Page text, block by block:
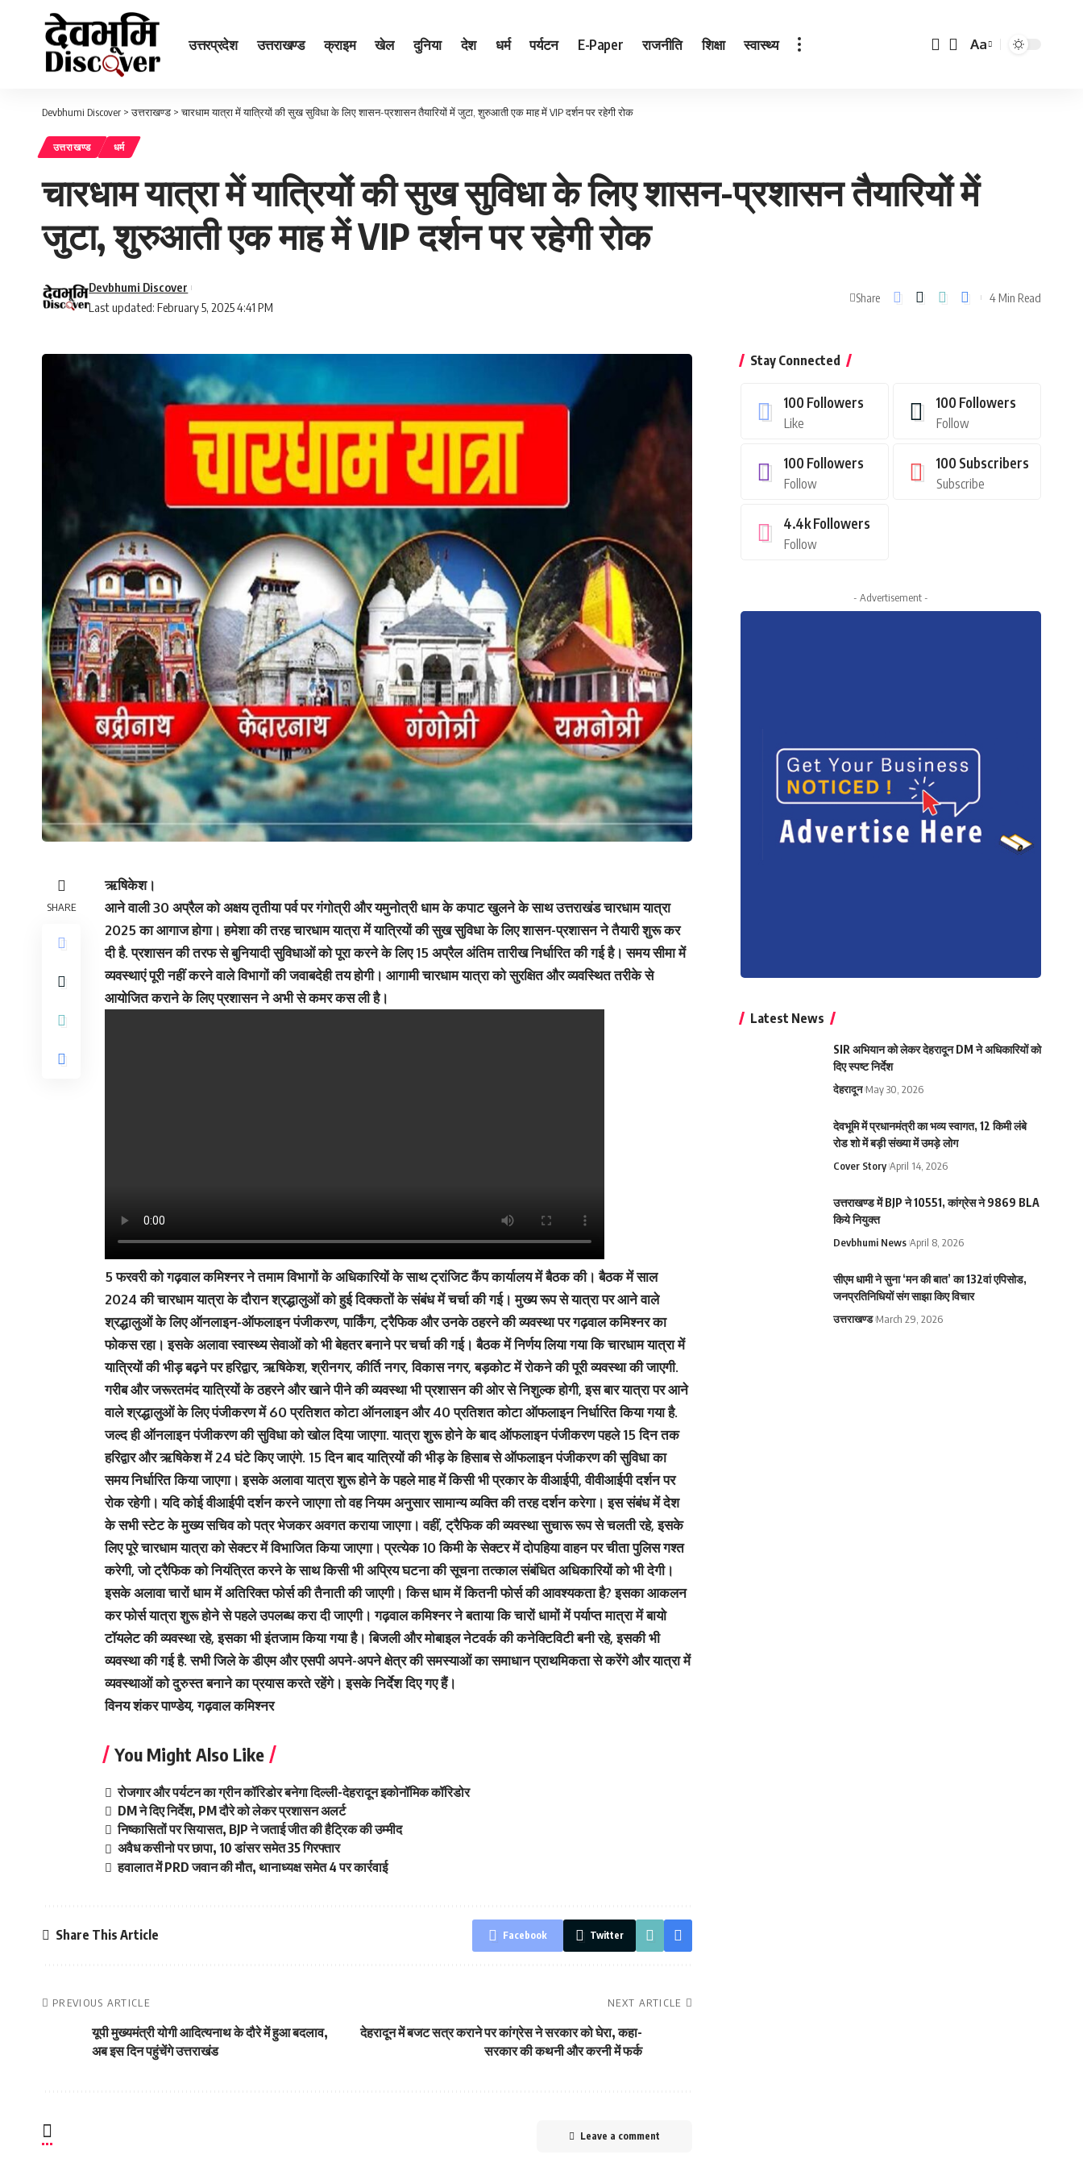
उत्तरप्रदेश उत्तराखण्ड क्राइम खेल दुनिया देश धर्म पर्यटन E-Paper राजनीति शिक्षा स्वास्थ्य
Font
Aa
Devbhumi Discover >उत्तराखण्ड >चारधाम यात्रा में यात्रियों की सुख सुविधा के लिए शासन-प्रशासन तैयारियों में जुटा, शुरुआती एक माह में VIP दर्शन पर रहेगी रोक
उत्तराखण्ड धर्म
चारधाम यात्रा में यात्रियों की सुख सुविधा के लिए शासन-प्रशासन तैयारियों में
जुटा, शुरुआती एक माह में VIP दर्शन पर रहेगी रोक
Last updated: February 5, 2025 4:41 PM
Devbhumi Discover
Share 4 Min Read
SHARE
ऋषिकेश।
आने वाली 30 अप्रैल को अक्षय तृतीया पर्व पर गंगोत्री और यमुनोत्री धाम के कपाट खुलने के साथ उत्तराखंड चारधाम यात्रा
2025 का आगाज होगा। हमेशा की तरह चारधाम यात्रा में यात्रियों की सुख सुविधा के लिए शासन-प्रशासन ने तैयारी शुरू कर
दी है. प्रशासन की तरफ से बुनियादी सुविधाओं को पूरा करने के लिए 15 अप्रैल अंतिम तारीख निर्धारित की गई है। समय सीमा में
व्यवस्थाएं पूरी नहीं करने वाले विभागों की जवाबदेही तय होगी। आगामी चारधाम यात्रा को सुरक्षित और व्यवस्थित तरीके से
आयोजित कराने के लिए प्रशासन ने अभी से कमर कस ली है।
5 फरवरी को गढ़वाल कमिश्नर ने तमाम विभागों के अधिकारियों के साथ ट्रांजिट कैंप कार्यालय में बैठक की। बैठक में साल
2024 की चारधाम यात्रा के दौरान श्रद्धालुओं को हुई दिक्कतों के संबंध में चर्चा की गई। मुख्य रूप से यात्रा पर आने वाले
श्रद्धालुओं के लिए ऑनलाइन-ऑफलाइन पंजीकरण, पार्किंग, ट्रैफिक और उनके ठहरने की व्यवस्था पर गढ़वाल कमिश्नर का
फोकस रहा। इसके अलावा स्वास्थ्य सेवाओं को भी बेहतर बनाने पर चर्चा की गई। बैठक में निर्णय लिया गया कि चारधाम यात्रा में
यात्रियों की भीड़ बढ़ने पर हरिद्वार, ऋषिकेश, श्रीनगर, कीर्ति नगर, विकास नगर, बड़कोट में रोकने की पूरी व्यवस्था की जाएगी.
गरीब और जरूरतमंद यात्रियों के ठहरने और खाने पीने की व्यवस्था भी प्रशासन की ओर से निशुल्क होगी, इस बार यात्रा पर आने
वाले श्रद्धालुओं के लिए पंजीकरण में 60 प्रतिशत कोटा ऑनलाइन और 40 प्रतिशत कोटा ऑफलाइन निर्धारित किया गया है.
जल्द ही ऑनलाइन पंजीकरण की सुविधा को खोल दिया जाएगा. यात्रा शुरू होने के बाद ऑफलाइन पंजीकरण पहले 15 दिन तक
हरिद्वार और ऋषिकेश में 24 घंटे किए जाएंगे. 15 दिन बाद यात्रियों की भीड़ के हिसाब से ऑफलाइन पंजीकरण की सुविधा का
समय निर्धारित किया जाएगा। इसके अलावा यात्रा शुरू होने के पहले माह में किसी भी प्रकार के वीआईपी, वीवीआईपी दर्शन पर
रोक रहेगी। यदि कोई वीआईपी दर्शन करने जाएगा तो वह नियम अनुसार सामान्य व्यक्ति की तरह दर्शन करेगा। इस संबंध में देश
के सभी स्टेट के मुख्य सचिव को पत्र भेजकर अवगत कराया जाएगा। वहीं, ट्रैफिक की व्यवस्था सुचारू रूप से चलती रहे, इसके
लिए पूरे चारधाम यात्रा को सेक्टर में विभाजित किया जाएगा। प्रत्येक 10 किमी के सेक्टर में दोपहिया वाहन पर चीता पुलिस गश्त
करेगी, जो ट्रैफिक को नियंत्रित करने के साथ किसी भी अप्रिय घटना की सूचना तत्काल संबंधित अधिकारियों को भी देगी।
इसके अलावा चारों धाम में अतिरिक्त फोर्स की तैनाती की जाएगी। किस धाम में कितनी फोर्स की आवश्यकता है? इसका आकलन
कर फोर्स यात्रा शुरू होने से पहले उपलब्ध करा दी जाएगी। गढ़वाल कमिश्नर ने बताया कि चारों धामों में पर्याप्त मात्रा में बायो
टॉयलेट की व्यवस्था रहे, इसका भी इंतजाम किया गया है। बिजली और मोबाइल नेटवर्क की कनेक्टिविटी बनी रहे, इसकी भी
व्यवस्था की गई है. सभी जिले के डीएम और एसपी अपने-अपने क्षेत्र की समस्याओं का समाधान प्राथमिकता से करेंगे और यात्रा में
व्यवस्थाओं को दुरुस्त बनाने का प्रयास करते रहेंगे। इसके निर्देश दिए गए हैं।
विनय शंकर पाण्डेय, गढ़वाल कमिश्नर
You Might Also Like
रोजगार और पर्यटन का ग्रीन कॉरिडोर बनेगा दिल्ली-देहरादून इकोनॉमिक कॉरिडोर
DM ने दिए निर्देश, PM दौरे को लेकर प्रशासन अलर्ट
निष्कासितों पर सियासत, BJP ने जताई जीत की हैट्रिक की उम्मीद
अवैध कसीनो पर छापा, 10 डांसर समेत 35 गिरफ्तार
हवालात में PRD जवान की मौत, थानाध्यक्ष समेत 4 पर कार्रवाई
Share This Article Facebook Twitter
PREVIOUS ARTICLE
यूपी मुख्यमंत्री योगी आदित्यनाथ के दौरे में हुआ बदलाव,
अब इस दिन पहुंचेंगे उत्तराखंड
NEXT ARTICLE
देहरादून में बजट सत्र कराने पर कांग्रेस ने सरकार को घेरा, कहा-
सरकार की कथनी और करनी में फर्क
Leave a comment
Stay Connected
100 Followers
Like
100 Followers
Follow
100 Followers
Follow
100 Subscribers
Subscribe
4.4kFollowers
Follow
- Advertisement -
Latest News
SIR अभियान को लेकर देहरादून DM ने अधिकारियों को
दिए स्पष्ट निर्देश
देहरादून May 30, 2026
देवभूमि में प्रधानमंत्री का भव्य स्वागत, 12 किमी लंबे
रोड शो में बड़ी संख्या में उमड़े लोग
Cover Story April 14, 2026
उत्तराखण्ड में BJP ने 10551, कांग्रेस ने 9869 BLA
किये नियुक्त
Devbhumi News April 8, 2026
सीएम धामी ने सुना ‘मन की बात’ का 132वां एपिसोड,
जनप्रतिनिधियों संग साझा किए विचार
उत्तराखण्ड March 29, 2026